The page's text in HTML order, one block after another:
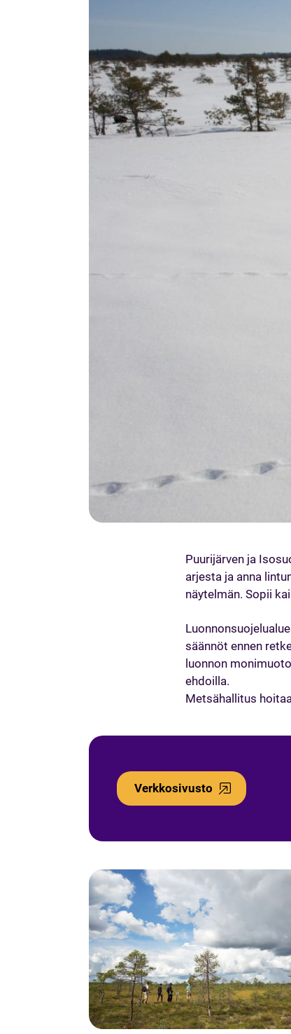
Puurijärven ja
arjesta ja anna
näytelmän. Sopii
säännöt ennen
luonnon
ehdoilla.
Metsähallitus
Verkkosivusto